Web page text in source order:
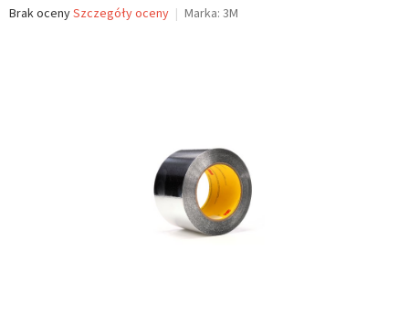
Średnia
Brak ocenySzczegóły oceny Marka: 3M